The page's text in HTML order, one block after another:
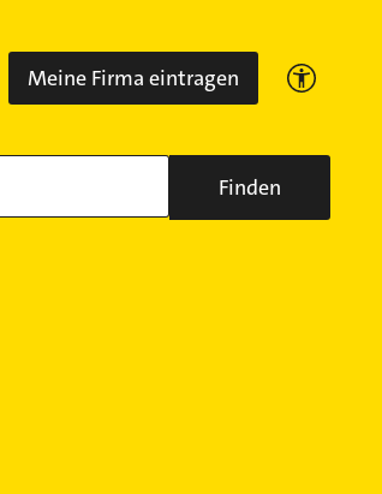
Meine Firma eintragen
Finden